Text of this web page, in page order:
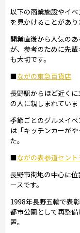
以下の商業施設やイ
を見かけることがあり
開業直後から人気の
が、参考のために先
も大切です。
■ながの東急百貨店
長野駅からほど近く
の人に親しまれていま
季節ごとのグルメイ
は「キッチンカーが
た。
■ながの表参道セン
長野市街地の中心に
ースです。
1998年長野五輪で表
都市公園として再整
置。